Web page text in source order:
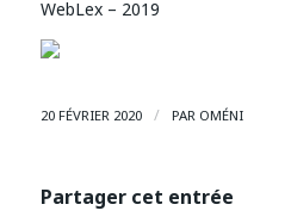
WebLex – 2019
20 FÉVRIER 2020 / PAR OMÉNI
Partager cet entrée